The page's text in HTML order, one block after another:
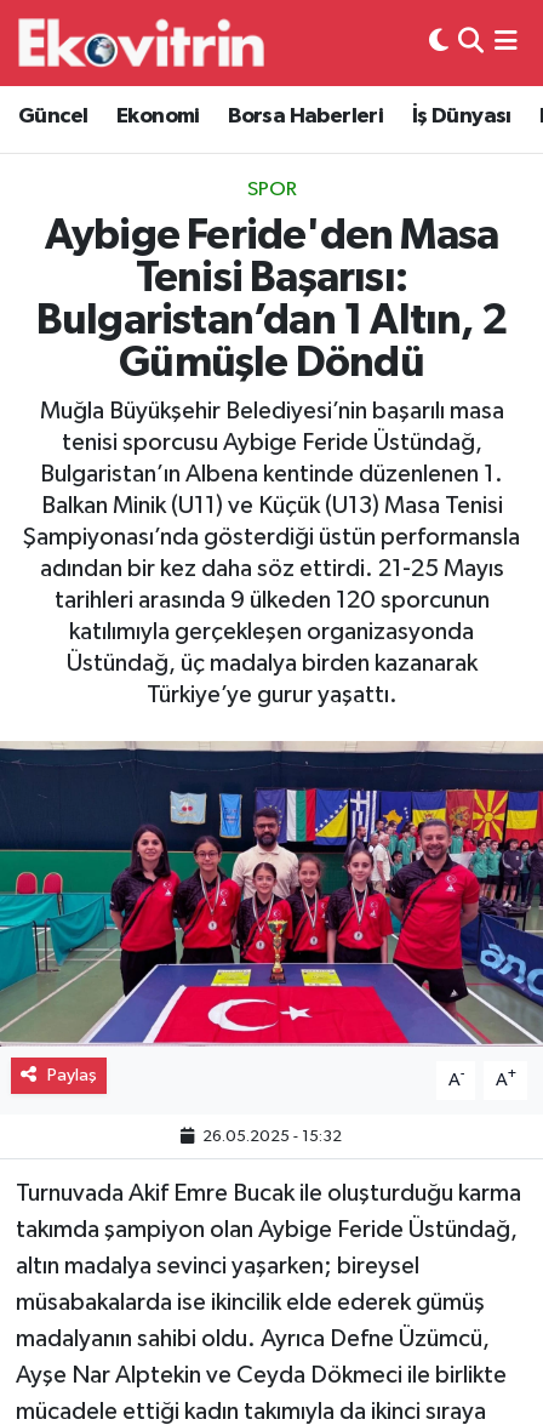
Güncel Ekonomi Borsa Haberleri İş Dünyası
SPOR
Aybige Feride'den Masa
Tenisi Başarısı:
Bulgaristan’dan 1 Altın, 2
Gümüşle Döndü
Muğla Büyükşehir Belediyesi’nin başarılı masa
tenisi sporcusu Aybige Feride Üstündağ,
Bulgaristan’ın Albena kentinde düzenlenen 1.
Balkan Minik (U11) ve Küçük (U13) Masa Tenisi
Şampiyonası’nda gösterdiği üstün performansla
adından bir kez daha söz ettirdi. 21-25 Mayıs
tarihleri arasında 9 ülkeden 120 sporcunun
katılımıyla gerçekleşen organizasyonda
Üstündağ, üç madalya birden kazanarak
Türkiye’ye gurur yaşattı.
Paylaş A- A+
26.05.2025 - 15:32
Turnuvada Akif Emre Bucak ile oluşturduğu karma
takımda şampiyon olan Aybige Feride Üstündağ,
altın madalya sevinci yaşarken; bireysel
müsabakalarda ise ikincilik elde ederek gümüş
madalyanın sahibi oldu. Ayrıca Defne Üzümcü,
Ayşe Nar Alptekin ve Ceyda Dökmeci ile birlikte
mücadele ettiği kadın takımıyla da ikinci sıraya
Güncel
Ekonomi
Borsa Haberleri
İş Dünyası
Lojistik
Otovitrin
Asayiş
Magazin
Gayrimenkul
Spor
Hava Durumu
Trafik Durumu
Süper Lig Puan Durumu ve Fikstür
Tüm Manşetler
Son Dakika Haberleri
Haber Arşivi